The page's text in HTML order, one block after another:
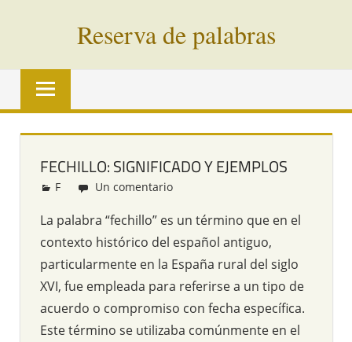
Reserva de palabras
Palabras
vías
todo
mundo
FECHILLO: SIGNIFICADO Y EJEMPLOS
Redacción
F Un comentario
La palabra “fechillo” es un término que en el
contexto histórico del español antiguo,
particularmente en la España rural del siglo
XVI, fue empleada para referirse a un tipo de
acuerdo o compromiso con fecha específica.
Este término se utilizaba comúnmente en el